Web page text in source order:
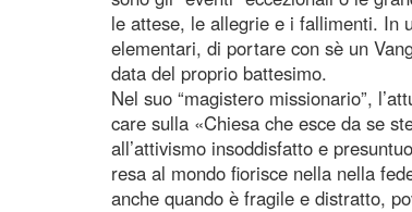
le attese, le allegrie e i fallimenti. In
elementari, di portare con sè un
data del proprio battesimo.
Nel suo “magistero missionario”,
care sulla «Chiesa che esce da se
all’attivismo insoddisfatto e
resa al mondo fiorisce nella nella
anche quando è fragile e distratto,